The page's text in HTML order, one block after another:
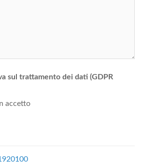
sul trattamento dei dati (GDPR
accetto